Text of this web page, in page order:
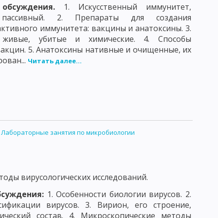
КЛОСТРИДИИ ПЕРФРИНГЕНС
БОТУЛИЗМА ПАТОГЕННЫЕ СПИРОХЕТЫ
КЛЕЩЕВОГО ВОЗРАТНОГО ТИФА
АДЕНОВИРИДЕ
БЕШЕНСТВА СЕМЕЙСТВО ПИКОРНАВИРИДЕ
ВИРУС СЫВОРОТОЧНОГО ГЕПАТИТА
1. Искусственный иммунитет,
2. Препараты для создания
иммунитета: вакцины и анатоксины. 3.
убитые и химические. 4. Способы
5. Анатоксины нативные и очищенные, их
Читать далее...
Лабораторные занятия по микробиологии
вирусологических исследований.
1. Особенности биологии вирусов. 2.
вирусов. 3. Вирион, его строение,
состав. 4. Микроскопические методы